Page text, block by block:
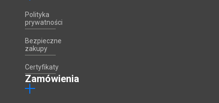
Polityka
prywatności
Bezpieczne
zakupy
Certyfikaty
Zamówienia